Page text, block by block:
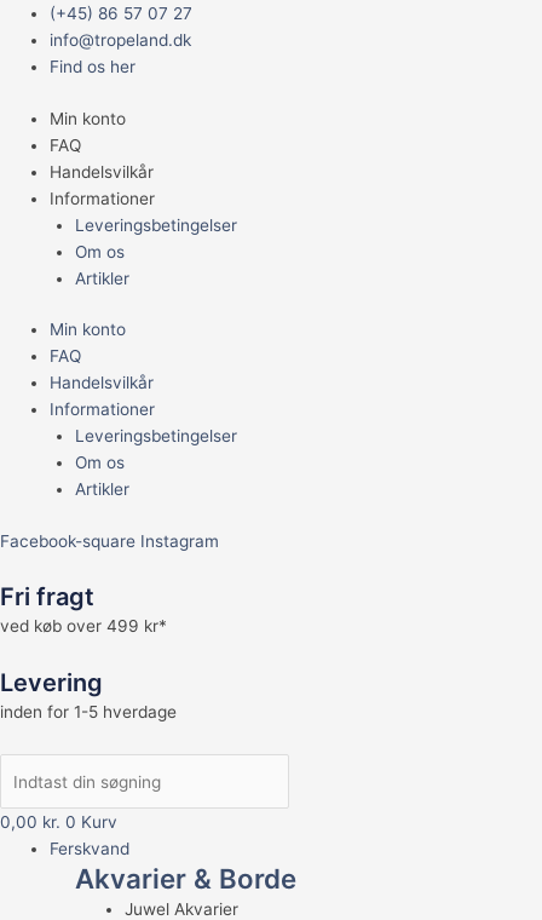
indholdet
(+45) 86 57 07 27
info@tropeland.dk
Find os her
Min konto
FAQ
Handelsvilkår
Informationer
Leveringsbetingelser
Om os
Artikler
Min konto
FAQ
Handelsvilkår
Informationer
Leveringsbetingelser
Om os
Artikler
Facebook-square Instagram
Fri fragt
ved køb over 499 kr*
Levering
inden for 1-5 hverdage
0,00 kr. 0 Kurv
Main
Menu
Ferskvand
Akvarier & Borde
Juwel Akvarier
Background
STR
500
595
mm
antal